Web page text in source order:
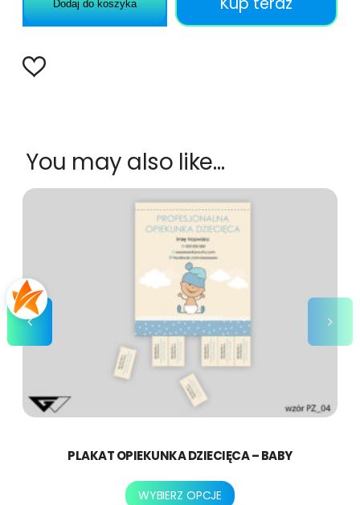
Dodaj do koszyka
You may also like…
PLAKAT OPIEKUNKA DZIECIĘCA – BABY
WYBIERZ OPCJE
Ten